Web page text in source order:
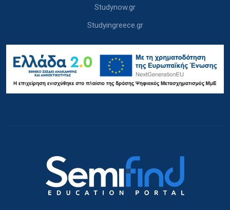
Studynow.gr
Studyingreece.gr